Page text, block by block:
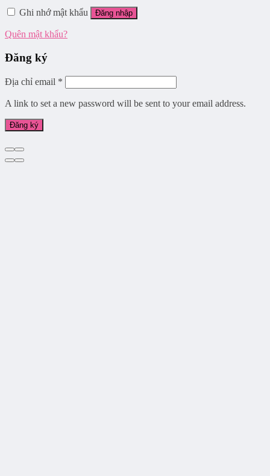
Ghi nhớ mật khẩu Đăng nhập
Quên mật khẩu?
Đăng ký
Địa chỉ email *
A link to set a new password will be sent to your email address.
Đăng ký